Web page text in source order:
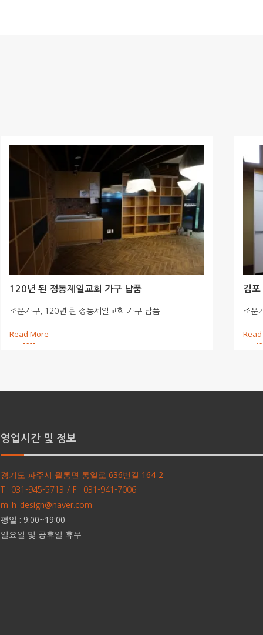
120년 된 정동제일교회 가구 납품
조운가구, 120년 된 정동제일교회 가구 납품
Read More
김포
조운
영업시간 및 정보
경기도 파주시 월롱면 통일로 636번길 164-2
T : 031-945-5713 / F : 031-941-7006
m_h_design@naver.com
평일 : 9:00~19:00
일요일 및 공휴일 휴무